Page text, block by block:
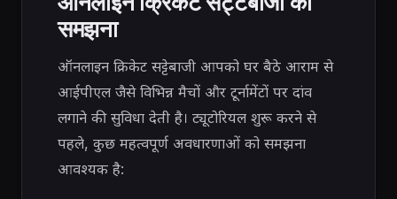
समझना
ऑनलाइन क्रिकेट सट्टेबाजी आपको घर बैठे आराम से
आईपीएल जैसे विभिन्न मैचों और टूर्नामेंटों पर दांव
लगाने की सुविधा देती है। ट्यूटोरियल शुरू करने से
पहले, कुछ महत्वपूर्ण अवधारणाओं को समझना
आवश्यक है: